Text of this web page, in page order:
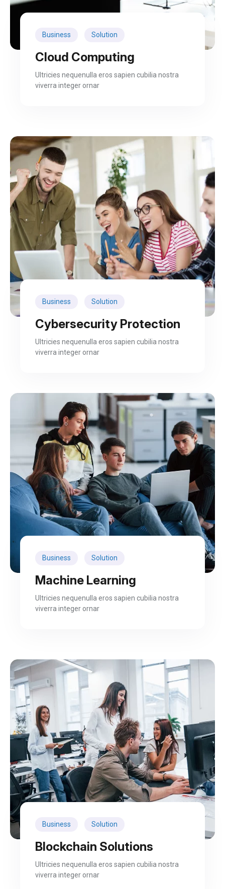
Business Solution
Cloud Computing
Ultricies nequenulla eros sapien cubilia nostra
viverra integer ornar
Business Solution
Cybersecurity Protection
Ultricies nequenulla eros sapien cubilia nostra
viverra integer ornar
Business Solution
Machine Learning
Ultricies nequenulla eros sapien cubilia nostra
viverra integer ornar
Business Solution
Blockchain Solutions
Ultricies nequenulla eros sapien cubilia nostra
viverra integer ornar